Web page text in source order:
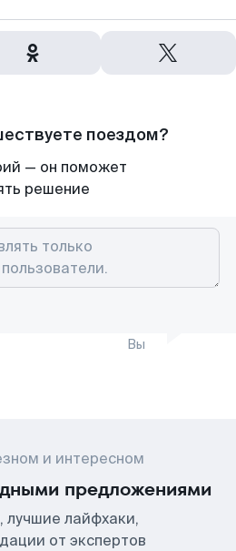
поездом?
— он поможет
решение
Вы
и интересном
предложениями
лучшие лайфхаки,
от экспертов